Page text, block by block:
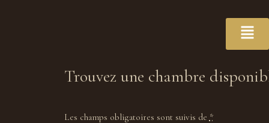
Trouvez une chambre
Les champs obligatoires sont suivis de *